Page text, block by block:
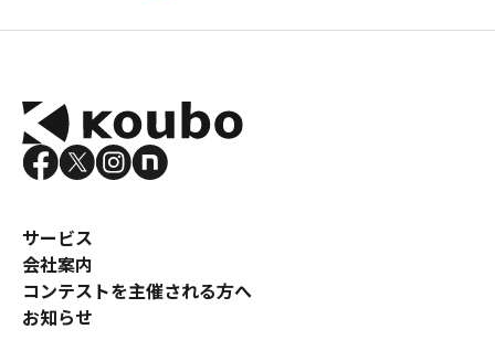
サービス
会社案内
コンテストを主催される方へ
お知らせ